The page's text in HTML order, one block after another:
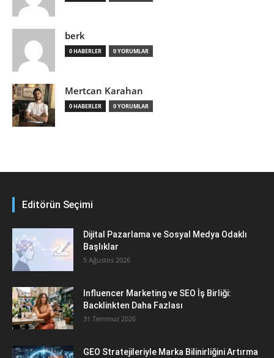
berk
0 HABERLER 0 YORUMLAR
Mertcan Karahan
0 HABERLER 0 YORUMLAR
Editörün Seçimi
Dijital Pazarlama ve Sosyal Medya Odaklı
Başlıklar
5 Ağustos 2026
Influencer Marketing ve SEO İş Birliği:
Backlinkten Daha Fazlası
31 Temmuz 2026
GEO Stratejileriyle Marka Bilinirliğini Artırma